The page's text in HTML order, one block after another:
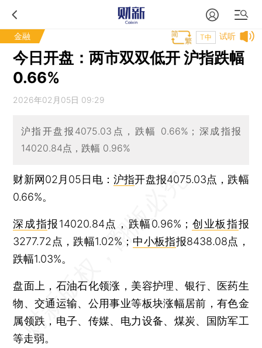
金融 试听
T中
今日开盘：两市双双低开 沪指跌幅
0.66%
2026年02月05日 09:29
沪指开盘报4075.03点，跌幅 0.66%；深成指报
14020.84点，跌幅 0.96%
财新网02月05日电： 沪指开盘报4075.03点，跌幅
0.66%。
深成指报14020.84点，跌幅0.96%； 创业板指报
3277.72点，跌幅1.02%； 中小板指报8438.08点，
跌幅1.03%。
盘面上，石油石化领涨，美容护理、银行、医药生
物、交通运输、公用事业等板块涨幅居前，有色金
属领跌，电子、传媒、电力设备、煤炭、国防军工
等走弱。